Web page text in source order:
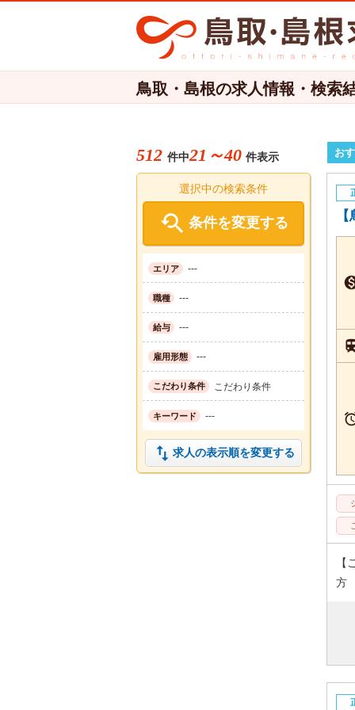
鳥取・島根の求人情報・検索
512 件中21～40 件表示 お
方
選択中の検索条件
 条件を変更する
エリア ---
職種 ---
給与 ---
雇用形態 ---
こだわり条件 こだわり条件
キーワード ---
 求人の表示順を変更する